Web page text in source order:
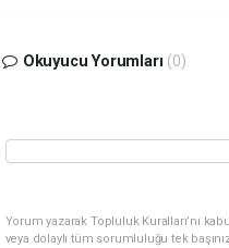
Okuyucu Yorumları (0)
Yorum yazarak Topluluk Kuralları’nı
veya dolaylı tüm sorumluluğu tek